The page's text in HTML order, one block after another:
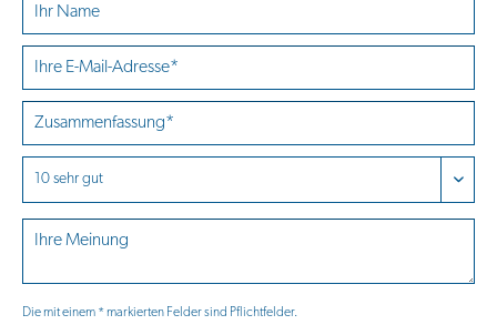
Die mit einem * markierten Felder sind Pflichtfelder.